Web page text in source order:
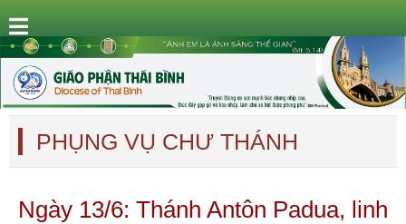
PHỤNG VỤ CHƯ THÁNH
Ngày 13/6: Thánh Antôn Padua, linh